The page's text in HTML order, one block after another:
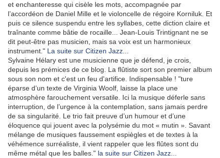
et enchanteresse qui cisèle les mots, accompagnée par
l’accordéon de Daniel Mille et le violoncelle de régoire Korniluk. Et
puis ce silence suspendu entre les syllabes, cette diction claire et
traînante comme bâtie de rocaille... Jean-Louis Trintignant ne se
dit peut-être pas musicien, mais sa voix est un harmonieux
instrument." La suite sur Citizen Jazz...
Sylvaine Hélary est une musicienne que je défend, je crois,
depuis les prémices de ce blog. La flûtiste sort son premier album
sous son nom et c'est un feu d'artifice. Indispensable ! "ture
éparse d’un texte de Virginia Woolf, laisse la place une
atmosphère farouchement versatile. Ici la musique déferle sans
interruption, de l’urgence à la contemplation, sans jamais perdre
de sa singularité. Le trio fait preuve d’un humour et d’une
éloquence qui jouent avec la polysémie du mot « mutin ». Savant
mélange de musiques faussement espiègles et de textes à la
véhémence surréaliste, il vient rappeler que les flûtes sont du
même métal que les balles." la suite sur Citizen Jazz...